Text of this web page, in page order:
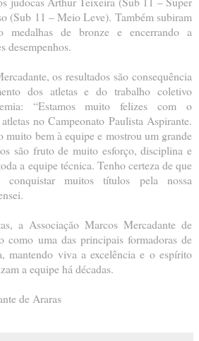
(Sub 11 – Meio Leve). Também subiram
medalhas de bronze e encerrando a
desempenhos.
os resultados são consequência
dos atletas e do trabalho coletivo
“Estamos muito felizes com o
no Campeonato Paulista Aspirante.
muito bem à equipe e mostrou um grande
são fruto de muito esforço, disciplina e
a equipe técnica. Tenho certeza de que
muitos títulos pela nossa
a Associação Marcos Mercadante de
como uma das principais formadoras de
mantendo viva a excelência e o espírito
a equipe há décadas.
de Araras